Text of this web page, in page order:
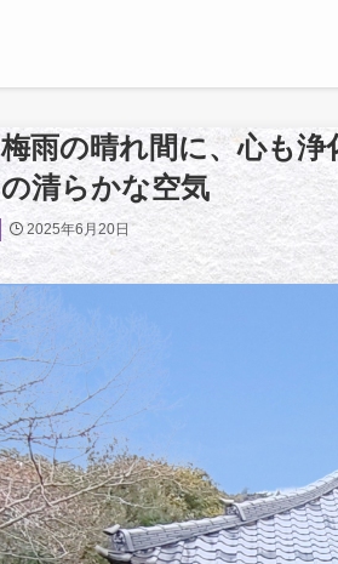
梅雨の晴れ間に、心も浄
の清らかな空気
2025年6月20日